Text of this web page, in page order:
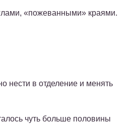
«пожеванными» краями.
нести в отделение и менять
чуть больше половины